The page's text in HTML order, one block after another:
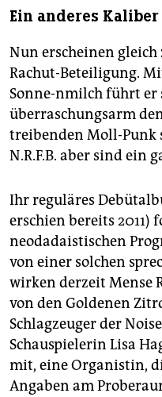
Ein anderes Kaliber
Nun erscheinen
Rachut-Beteiligung.
Sonne-nmilch führt er
überraschungsarm
treibenden Moll-Punk
N.R.F.B. aber sind ein
Ihr reguläres
erschien bereits 2011)
neodadaistischen
von einer solchen
wirken derzeit Mense
von den Goldenen
Schlagzeuger der
Schauspielerin Lisa
mit, eine Organistin,
Angaben am